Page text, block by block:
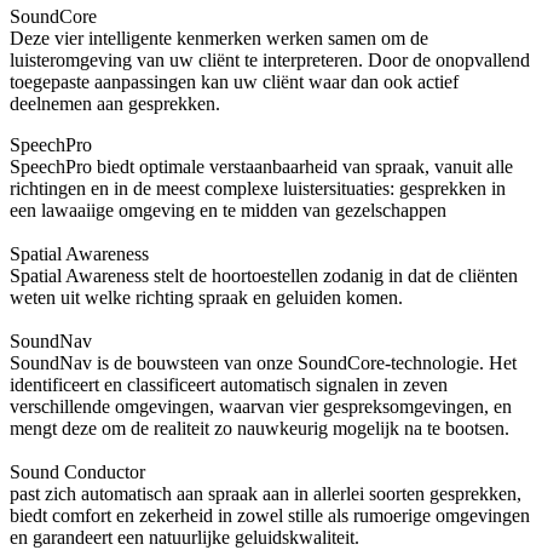
SoundCore
Deze vier intelligente kenmerken werken samen om de
luisteromgeving van uw cliënt te interpreteren. Door de onopvallend
toegepaste aanpassingen kan uw cliënt waar dan ook actief
deelnemen aan gesprekken.
SpeechPro
SpeechPro biedt optimale verstaanbaarheid van spraak, vanuit alle
richtingen en in de meest complexe luistersituaties: gesprekken in
een lawaaiige omgeving en te midden van gezelschappen
Spatial Awareness
Spatial Awareness stelt de hoortoestellen zodanig in dat de cliënten
weten uit welke richting spraak en geluiden komen.
SoundNav
SoundNav is de bouwsteen van onze SoundCore-technologie. Het
identificeert en classificeert automatisch signalen in zeven
verschillende omgevingen, waarvan vier gespreksomgevingen, en
mengt deze om de realiteit zo nauwkeurig mogelijk na te bootsen.
Sound Conductor
past zich automatisch aan spraak aan in allerlei soorten gesprekken,
biedt comfort en zekerheid in zowel stille als rumoerige omgevingen
en garandeert een natuurlijke geluidskwaliteit.